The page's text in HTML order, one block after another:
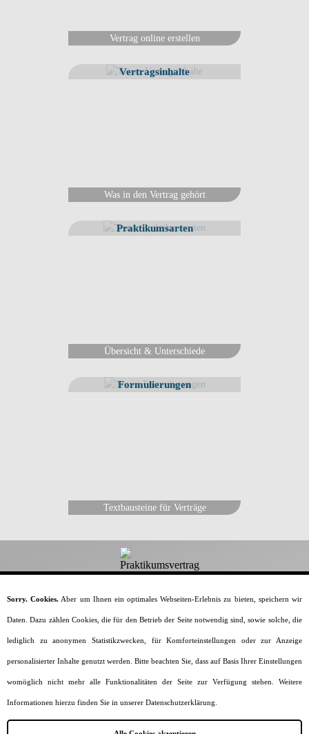
Vertrag online erstellen
Vertragsinhalte
Was in den Vertrag gehört
Praktikumsarten
Übersicht & Unterschiede
Formulierungen
Textbausteine für Verträge
Dein-Praktikumsvertrag.de
Alles rund um den Praktikumsvertrag.
Home Vorlagen & Muster Generator
Formulierungen Wissenswertes
Datenschutz
Sorry. Cookies. Aber um Ihnen ein optimales Webseiten-Erlebnis zu bieten, speichern wir
Daten. Dazu zählen Cookies, die für den Betrieb der Seite notwendig sind, sowie solche, die
lediglich zu anonymen Statistikzwecken, für Komforteinstellungen oder zur Anzeige
personalisierter Inhalte genutzt werden. Bitte beachten Sie, dass auf Basis Ihrer Einstellungen
womöglich nicht mehr alle Funktionalitäten der Seite zur Verfügung stehen. Weitere
Informationen hierzu finden Sie in unserer Datenschutzerklärung.